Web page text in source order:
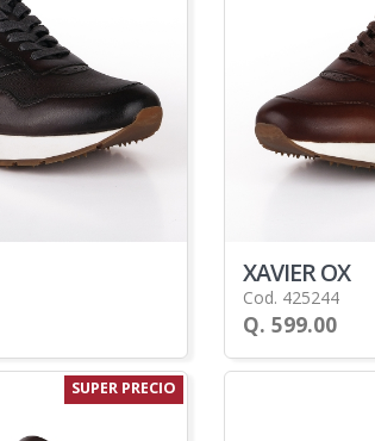
XAVIER OX
Cod. 425244
Q. 599.00
SUPER PRECIO